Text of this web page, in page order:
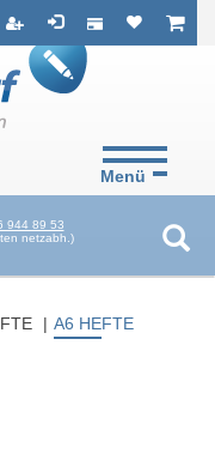
ist leerist
Menü
944 89 53
netzabh.)
A6 HEFTE